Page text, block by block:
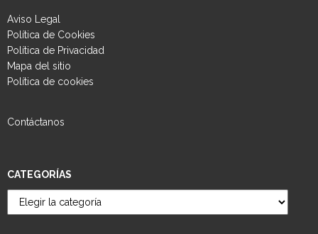
Aviso Legal
Política de Cookies
Política de Privacidad
Mapa del sitio
Política de cookies
Contáctanos
CATEGORÍAS